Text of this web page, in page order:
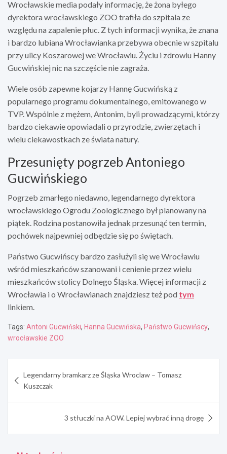
Wrocławskie media podały informację, że żona byłego
dyrektora wrocławskiego ZOO trafiła do szpitala ze
względu na zapalenie płuc. Z tych informacji wynika, że znana
i bardzo lubiana Wrocławianka przebywa obecnie w szpitalu
przy ulicy Koszarowej we Wrocławiu. Życiu i zdrowiu Hanny
Gucwińskiej nic na szczęście nie zagraża.
Wiele osób zapewne kojarzy Hannę Gucwińską z
popularnego programu dokumentalnego, emitowanego w
TVP. Wspólnie z mężem, Antonim, byli prowadzącymi, którzy
bardzo ciekawie opowiadali o przyrodzie, zwierzętach i
wielu ciekawostkach ze świata natury.
Przesunięty pogrzeb Antoniego
Gucwińskiego
Pogrzeb zmarłego niedawno, legendarnego dyrektora
wrocławskiego Ogrodu Zoologicznego był planowany na
piątek. Rodzina postanowiła jednak przesunąć ten termin,
pochówek najpewniej odbędzie się po świętach.
Państwo Gucwińscy bardzo zasłużyli się we Wrocławiu
wśród mieszkańców szanowani i cenienie przez wielu
mieszkańców stolicy Dolnego Śląska. Więcej informacji z
Wrocławia i o Wrocławianach znajdziesz też pod tym
linkiem.
Tags: Antoni Gucwiński, Hanna Gucwińska, Państwo Gucwińscy,
wrocławskie ZOO
wpisu
Legendarny bramkarz ze Śląska Wroclaw – Tomasz
Kuszczak
3 stłuczki na AOW. Lepiej wybrać inną drogę